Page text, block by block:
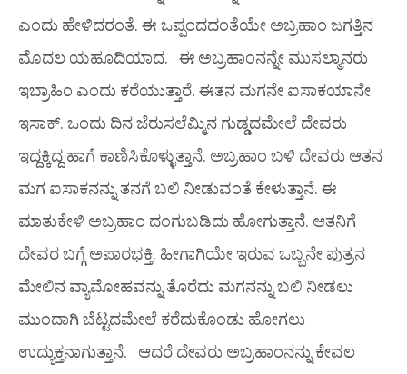
ಎಂದು ಹೇಳಿದರಂತೆ. ಈ ಒಪ್ಪಂದದಂತೆಯೇ ಅಬ್ರಹಾಂ ಜಗತ್ತಿನ
ಮೊದಲ ಯಹೂದಿಯಾದ. ಈ ಅಬ್ರಹಾಂನನ್ನೇ ಮುಸಲ್ಮಾನರು
ಇಬ್ರಾಹಿಂ ಎಂದು ಕರೆಯುತ್ತಾರೆ. ಈತನ ಮಗನೇ ಐಸಾಕಯಾನೇ
ಇಸಾಕ್. ಒಂದು ದಿನ ಜೆರುಸಲೆಮ್ಮಿನ ಗುಡ್ಡದಮೇಲೆ ದೇವರು
ಇದ್ದಕ್ಕಿದ್ದ ಹಾಗೆ ಕಾಣಿಸಿಕೊಳ್ಳುತ್ತಾನೆ. ಅಬ್ರಹಾಂ ಬಳಿ ದೇವರು ಆತನ
ಮಗ ಐಸಾಕನನ್ನು ತನಗೆ ಬಲಿ ನೀಡುವಂತೆ ಕೇಳುತ್ತಾನೆ. ಈ
ಮಾತುಕೇಳಿ ಅಬ್ರಹಾಂ ದಂಗುಬಡಿದು ಹೋಗುತ್ತಾನೆ. ಆತನಿಗೆ
ದೇವರ ಬಗ್ಗೆ ಅಪಾರಭಕ್ತಿ. ಹೀಗಾಗಿಯೇ ಇರುವ ಒಬ್ಬನೇ ಪುತ್ರನ
ಮೇಲಿನ ವ್ಯಾಮೋಹವನ್ನು ತೊರೆದು ಮಗನನ್ನು ಬಲಿ ನೀಡಲು
ಮುಂದಾಗಿ ಬೆಟ್ಟದಮೇಲೆ ಕರೆದುಕೊಂಡು ಹೋಗಲು
ಉದ್ಯುಕ್ತನಾಗುತ್ತಾನೆ. ಆದರೆ ದೇವರು ಅಬ್ರಹಾಂನನ್ನು ಕೇವಲ